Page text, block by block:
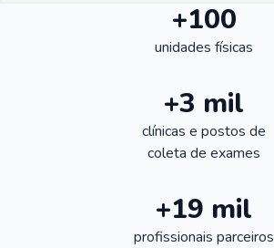
+100
unidades físicas
+3 mil
clínicas e postos de
coleta de exames
+19 mil
profissionais parceiros